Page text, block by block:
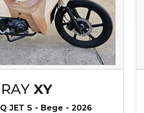
XY
Q JET S - Bege - 2026